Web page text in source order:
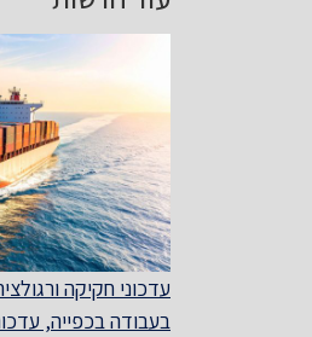
עדכוני חקיקה
בעבודה בכפייה,